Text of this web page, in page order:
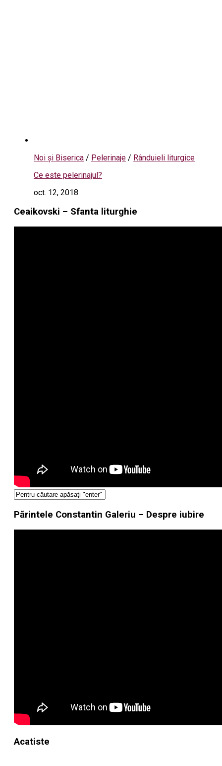
Noi și Biserica / Pelerinaje / Rânduieli liturgice
Ce este pelerinajul?
oct. 12, 2018
Ceaikovski – Sfanta liturghie
Părintele Constantin Galeriu – Despre iubire
Acatiste